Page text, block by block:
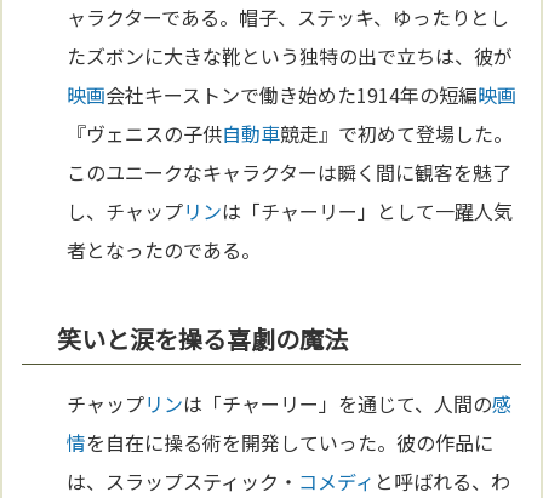
ャラクターである。帽子、ステッキ、ゆったりとし
たズボンに大きな靴という独特の出で立ちは、彼が
映画会社キーストンで働き始めた1914年の短編映画
『ヴェニスの子供自動車競走』で初めて登場した。
このユニークなキャラクターは瞬く間に観客を魅了
し、チャップリンは「チャーリー」として一躍人気
者となったのである。
笑いと涙を操る喜劇の魔法
チャップリンは「チャーリー」を通じて、人間の感
情を自在に操る術を開発していった。彼の作品に
は、スラップスティック・ コメディ と呼ばれる、わ